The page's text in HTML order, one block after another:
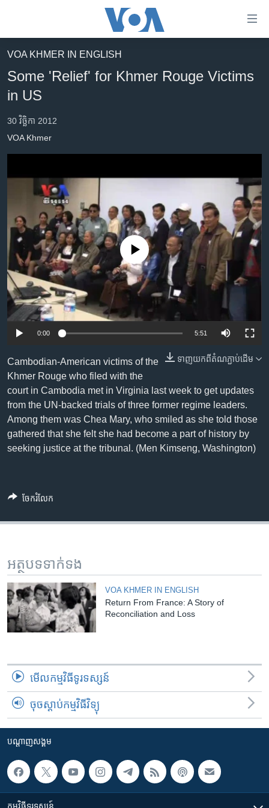
គេហទំព័រ​
រំលង​
ទៅ​​
ទំព័រ​
ព័ត៌មាន​​
ចូល​
ទៅ​
ទំព័រ​
រចនា
សម្ព័ន្ធ​
រំលង​
និង​
កាន់​
ទំព័រ​
ស្វែង​
រក
អន្តរជាតិ
ព្រឹត្តិការណ៍ព័ត៌មាន
ទូរទស្សន៍ / វីដេអូ​
វិទ្យុ / ផតខាសថ៍
កម្មវិធីទាំងអស់
Khmer English
បណ្តាញ​សង្គម
ភាសា
VOA KHMER IN ENGLISH
Some 'Relief' for Khmer Rouge Victims
in US
30 វិច្ឆិកា 2012
VOA Khmer
No media source currently available
0:00 5:51
ទាញ​យក​ពី​តំណភ្ជាប់​ដើម
Cambodian-American victims of the
Khmer Rouge who filed with the
court in Cambodia met in Virginia last week to get updates
from the UN-backed trials of three former regime leaders.
Among them was Chea Mary, who smiled as she told those
gathered that she felt she had become a part of history by
seeking justice at the tribunal. (Men Kimseng, Washington)
ចែករំលែក
អត្ថបទ​ទាក់ទង
VOA KHMER IN ENGLISH
Return From France: A Story of
Reconciliation and Loss
មើល​កម្មវិធី​ទូរទស្សន៍
ចុចស្តាប់កម្មវិធីវិទ្យុ
បណ្តាញ​សង្គម